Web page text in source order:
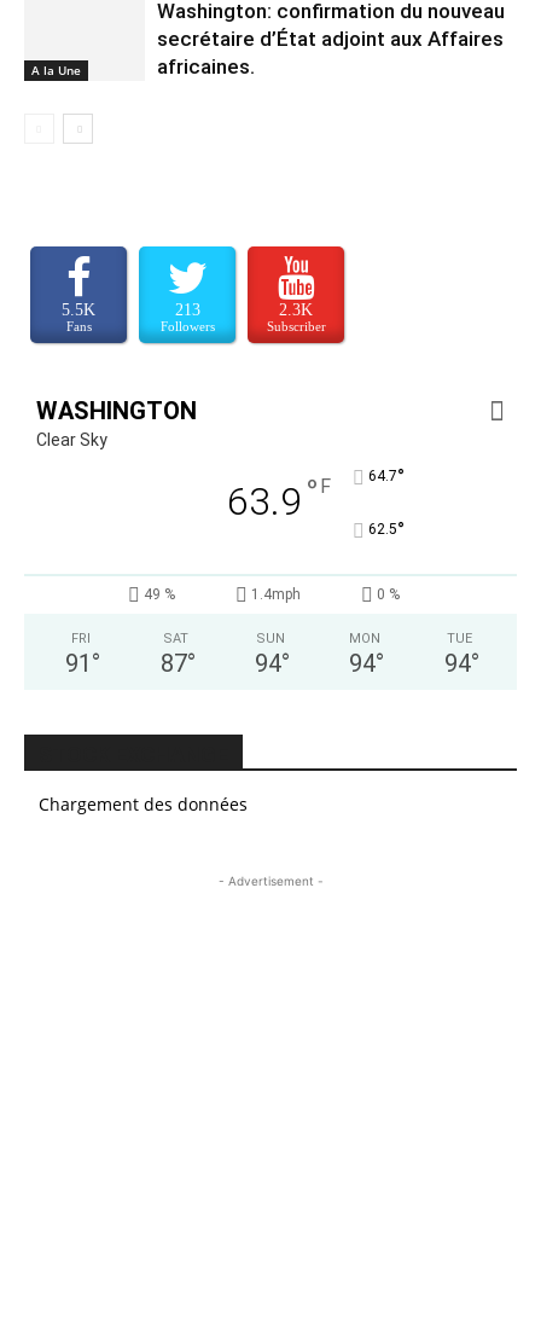
A la Une
Washington: confirmation du nouveau
secrétaire d’État adjoint aux Affaires
africaines.
5.5K
Fans
213
Followers
2.3K
Subscriber
WASHINGTON
Clear Sky
63.9 ° F 64.7°
62.5°
49 % 1.4mph 0 %
FRI
91 °
SAT
87°
SUN
94°
MON
94°
TUE
94°
Chargement des données
- Advertisement -